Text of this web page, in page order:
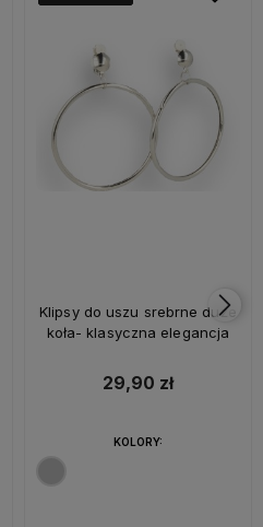
Klipsy do uszu srebrne duże
koła- klasyczna elegancja
29,90 zł
KOLORY: